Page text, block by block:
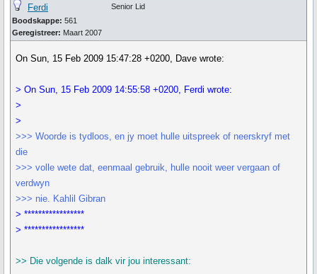
Ferdi
Boodskappe: 561
Geregistreer: Maart 2007
Senior Lid
On Sun, 15 Feb 2009 15:47:28 +0200, Dave wrote:
> On Sun, 15 Feb 2009 14:55:58 +0200, Ferdi wrote:
>
>
>>> Woorde is tydloos, en jy moet hulle uitspreek of neerskryf met
die
>>> volle wete dat, eenmaal gebruik, hulle nooit weer vergaan of
verdwyn
>>> nie. Kahlil Gibran
> *****************
> *****************
>> Die volgende is dalk vir jou interessant: